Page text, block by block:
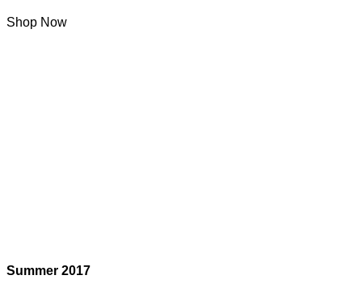
Shop Now
Summer 2017